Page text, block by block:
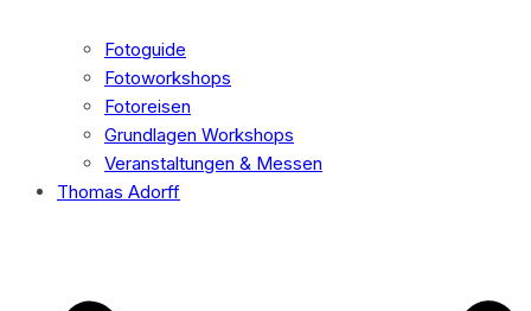
Fotoguide
Fotoworkshops
Fotoreisen
Grundlagen Workshops
Veranstaltungen & Messen
Thomas Adorff